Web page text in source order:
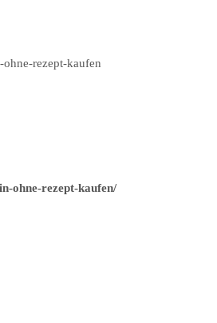
rezept-kaufen
ohne-rezept-kaufen/